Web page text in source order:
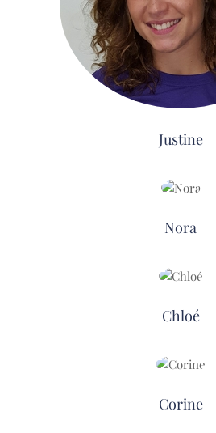
Justine
Nora
Chloé
Corine